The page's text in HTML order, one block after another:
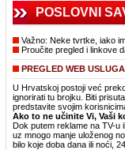
POSLOVNI
Važno: Neke tvrtke, iako
Proučite pregled i linkove
PREGLED WEB
U Hrvatskoj postoji već
ignorirati tu brojku. Biti
predstavite svojim
Ako to ne učinite Vi, Vaši
Dok putem reklame na TV-u
uz mnogo manje uloženog
bilo koje doba dana ili noći,